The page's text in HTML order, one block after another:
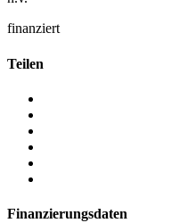
finanziert
Teilen
Finanzierungsdaten